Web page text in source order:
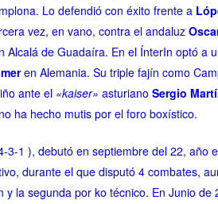
Lo defendió con éxito frente a
vez, en vano, contra el andaluz
Alcalá de Guadaíra. En el ÍnterIn optó a
en Alemania. Su triple fajín como
ante el «kaiser» asturiano Sergio
ha hecho mutis por el foro boxístico.
3-1 ), debutó en septiembre del 22, año
durante el que disputó 4 combates,
y la segunda por ko técnico. En Junio